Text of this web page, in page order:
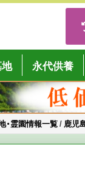
」
永代供養
・霊園情報一覧/ 鹿児